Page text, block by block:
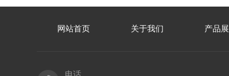
网站首页 关于我们 产品
电话